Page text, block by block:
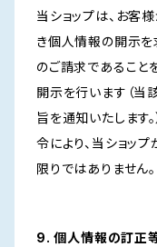
当ショップは、お客
き個人情報の開示を
のご請求であること
開示を行います（当
旨を通知いたします
令により、当ショッ
限りではありません。
9. 個人情報の訂正